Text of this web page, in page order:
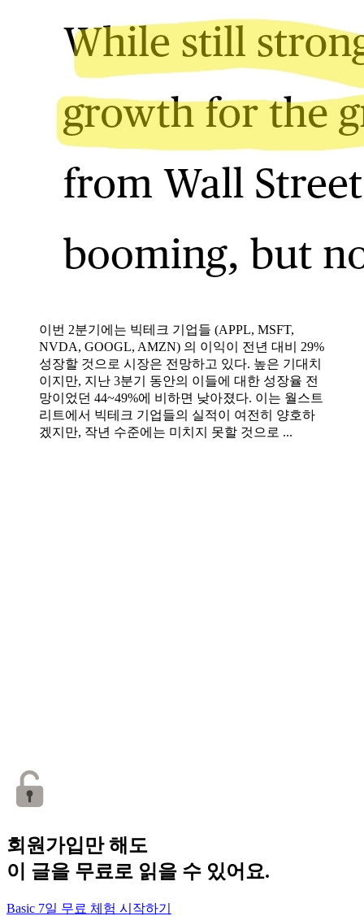
이번 2분기에는 빅테크 기업들 (APPL, MSFT,
NVDA, GOOGL, AMZN) 의 이익이 전년 대비 29%
성장할 것으로 시장은 전망하고 있다. 높은 기대치
이지만, 지난 3분기 동안의 이들에 대한 성장율 전
망이었던 44~49%에 비하면 낮아졌다. 이는 월스트
리트에서 빅테크 기업들의 실적이 여전히 양호하
겠지만, 작년 수준에는 미치지 못할 것으로 ...
회원가입만 해도
이 글을 무료로 읽을 수 있어요.
Basic 7일 무료 체험 시작하기